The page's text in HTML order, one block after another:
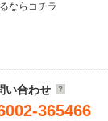
るならコチラ
い合わせ
365466